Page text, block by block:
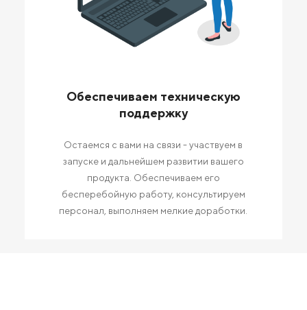
Обеспечиваем техническую
поддержку
Остаемся с вами на связи - участвуем в
запуске и дальнейшем развитии вашего
продукта. Обеспечиваем его
бесперебойную работу, консультируем
персонал, выполняем мелкие доработки.